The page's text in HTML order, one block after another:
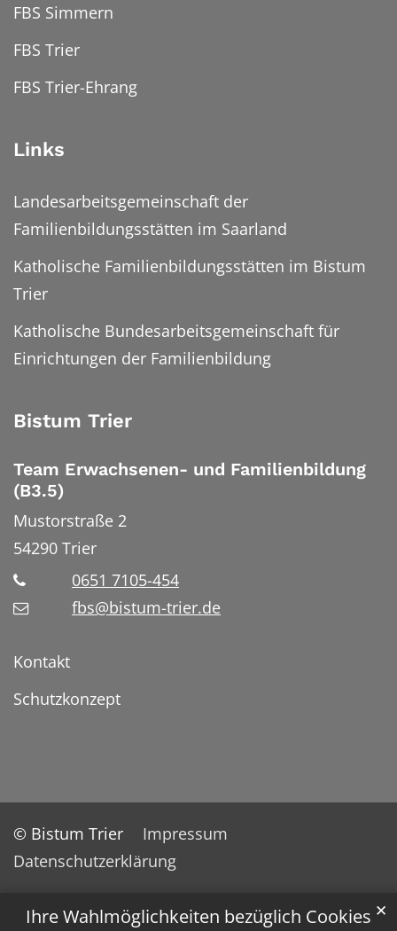
Ihre Wahlmöglichkeiten bezüglich Cookies ✕
FBS Simmern
FBS Trier
FBS Trier-Ehrang
Links
Landesarbeitsgemeinschaft der
Familienbildungsstätten im Saarland
Katholische Familienbildungsstätten im Bistum
Trier
Katholische Bundesarbeitsgemeinschaft für
Einrichtungen der Familienbildung
Bistum Trier
Team Erwachsenen- und Familienbildung
(B3.5)
Mustorstraße 2
54290 Trier
0651 7105-454
fbs@bistum-trier.de
Kontakt
Schutzkonzept
© Bistum Trier
Impressum
Datenschutzerklärung